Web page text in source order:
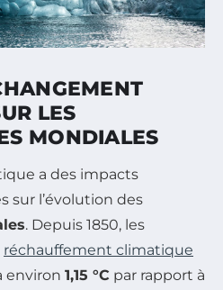
LES
MONDIALES
a des impacts
sur l’évolution des
. Depuis 1850, les
réchauffement climatique
environ 1,15 °C par rapport à